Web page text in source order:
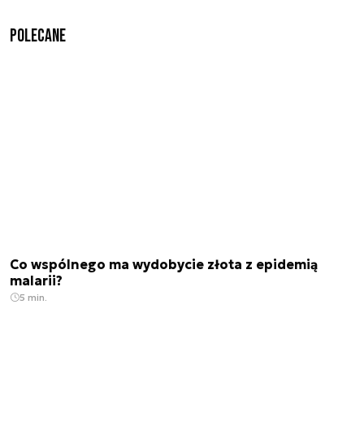
Polecane
Co wspólnego ma wydobycie złota z epidemią
malarii?
5 min.